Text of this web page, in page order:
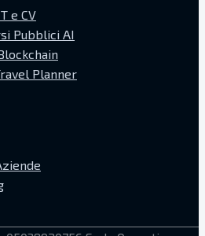
e CV
Pubblici AI
Planner